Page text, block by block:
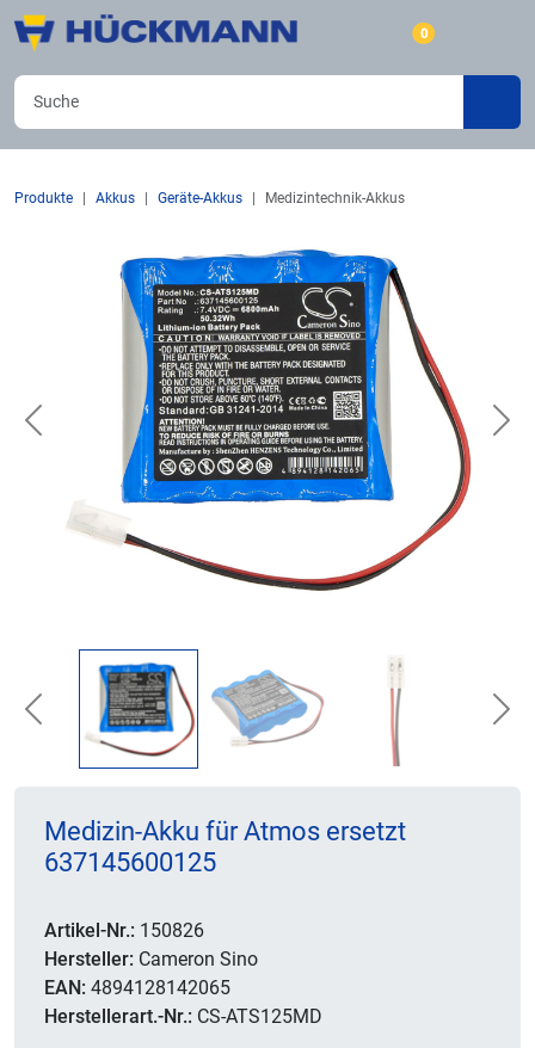
0
Produkte Akkus Geräte-Akkus Medizintechnik-Akkus
Previous
Previous
Medizin-Akku für Atmos ersetzt
637145600125
Artikel-Nr.: 150826
Hersteller: Cameron Sino
EAN: 4894128142065
Herstellerart.-Nr.: CS-ATS125MD